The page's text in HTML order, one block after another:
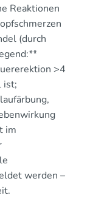
Reaktionen
(durch
>4
ist;
im
werden –